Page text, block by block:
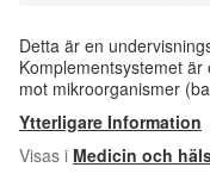
Detta är en
Komplementsystemet
mot mikroorganismer
Ytterligare Information
Visas i Medicin och